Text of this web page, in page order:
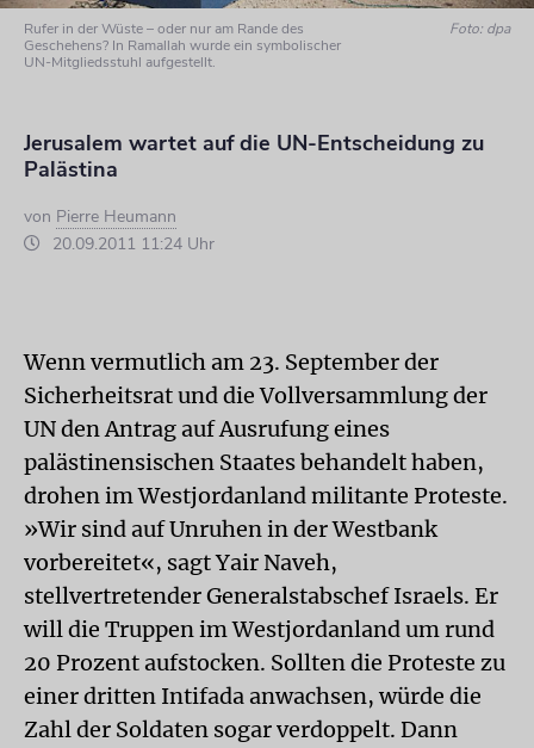
Rufer in der Wüste – oder nur am Rande des
Geschehens? In Ramallah wurde ein symbolischer
UN-Mitgliedsstuhl aufgestellt.
Foto: dpa
Jerusalem wartet auf die UN-Entscheidung zu
Palästina
von Pierre Heumann
20.09.2011 11:24 Uhr
Wenn vermutlich am 23. September der
Sicherheitsrat und die Vollversammlung der
UN den Antrag auf Ausrufung eines
palästinensischen Staates behandelt haben,
drohen im Westjordanland militante Proteste.
»Wir sind auf Unruhen in der Westbank
vorbereitet«, sagt Yair Naveh,
stellvertretender Generalstabschef Israels. Er
will die Truppen im Westjordanland um rund
20 Prozent aufstocken. Sollten die Proteste zu
einer dritten Intifada anwachsen, würde die
Zahl der Soldaten sogar verdoppelt. Dann